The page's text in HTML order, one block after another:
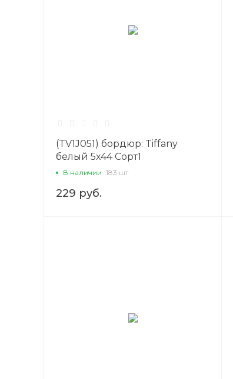
(TV1J051) бордюр: Tiffany
белый 5x44 Сорт1
В наличии 183 шт
229 руб.